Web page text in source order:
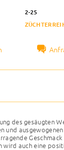
2-25
des gesäugten
und
auch eine